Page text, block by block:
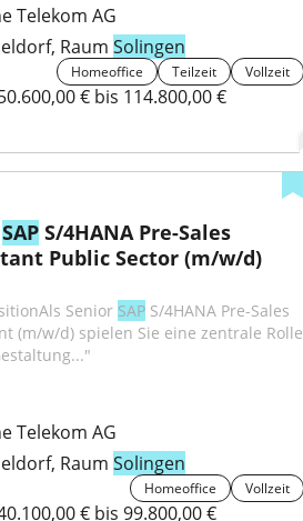
Telekom AG
Raum Solingen
Homeoffice Teilzeit Vollzeit
€ bis 114.800,00 €
SAP S/4HANA Pre-Sales
Public Sector (m/w/d)
Senior SAP S/4HANA Pre-Sales
(m/w/d) spielen Sie eine zentrale Rolle
Telekom AG
Raum Solingen
Homeoffice Vollzeit
€ bis 99.800,00 €